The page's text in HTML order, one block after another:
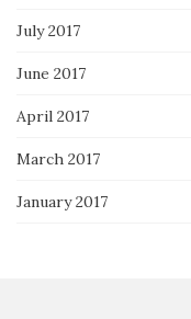
July 2017
June 2017
April 2017
March 2017
January 2017